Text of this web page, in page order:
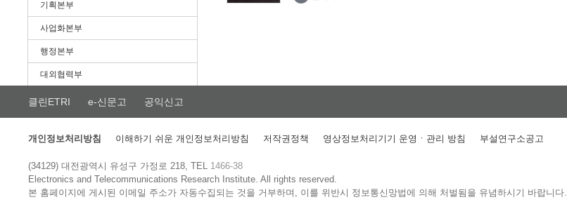
기획본부
사업화본부
행정본부
대외협력부
클린ETRI e-신문고 공익신고
개인정보처리방침 이해하기 쉬운 개인정보처리방침 저작권정책 영상정보처리기기 운영ㆍ관리 방침 부설연구소공고
(34129) 대전광역시 유성구 가정로 218, TEL 1466-38
Electronics and Telecommunications Research Institute.All rights reserved.
본 홈페이지에 게시된 이메일 주소가 자동수집되는 것을 거부하며, 이를 위반시 정보통신망법에 의해 처벌됨을 유념하시기 바랍니다.